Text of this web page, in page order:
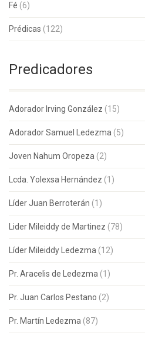
Fé (6)
Prédicas (122)
Predicadores
Adorador Irving González (15)
Adorador Samuel Ledezma (5)
Joven Nahum Oropeza (2)
Lcda. Yolexsa Hernández (1)
Líder Juan Berroterán (1)
Lider Mileiddy de Martinez (78)
Líder Mileiddy Ledezma (12)
Pr. Aracelis de Ledezma (1)
Pr. Juan Carlos Pestano (2)
Pr. Martín Ledezma (87)